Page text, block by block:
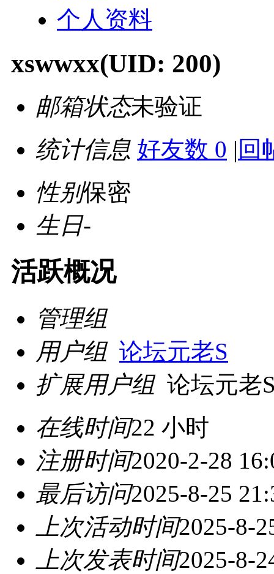
个人资料
xswwxx(UID: 200)
邮箱状态未验证
统计信息 好友数 0 | 回
性别保密
生日-
活跃概况
管理组
用户组 论坛元老S
扩展用户组 论坛元老
在线时间22 小时
注册时间2020-2-28
最后访问2025-8-25
上次活动时间2025-8-
上次发表时间2025-8-